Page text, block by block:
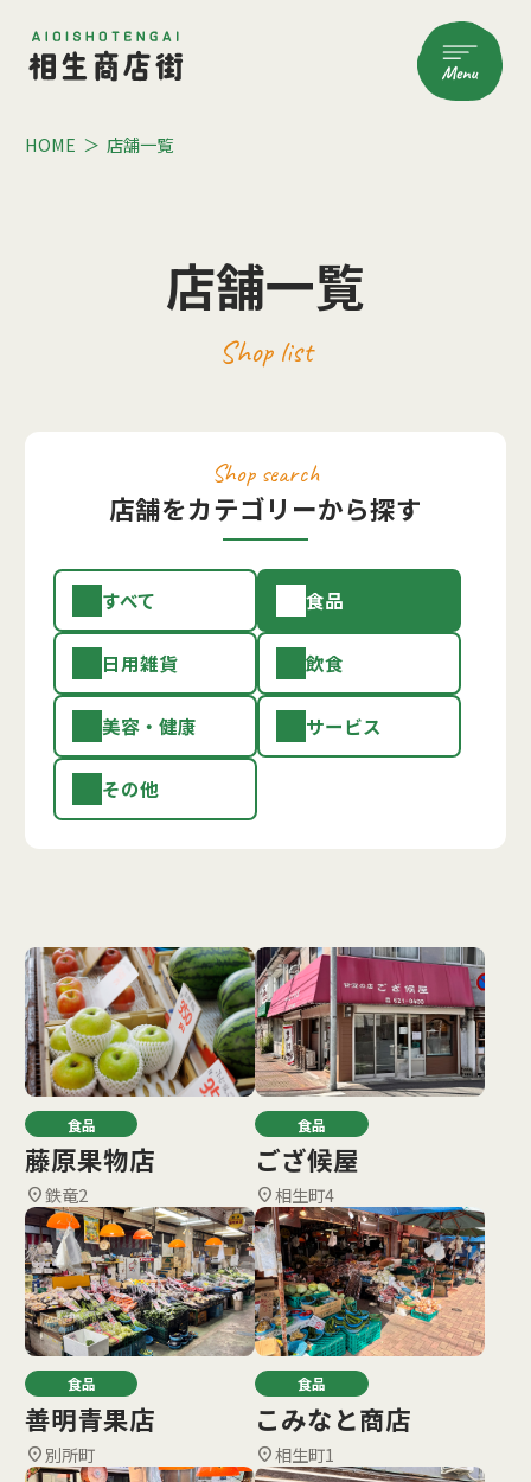
HOME 店舗一覧
店舗一覧
Shop list
Shop search
店舗をカテゴリーから探す
すべて 食品
日用雑貨 飲食
美容・健康 サービス
その他
食品
藤原果物店
location_on鉄竜2
食品
ござ候屋
location_on相生町4
食品
善明青果店
location_on 別所町
食品
こみなと商店
location_on相生町1